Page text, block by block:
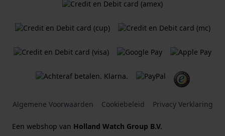
Algemene Voorwaarden Cookiebeleid Privacy Verklaring
Een webshop van Holland Watch Group B.V.